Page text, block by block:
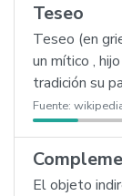
Teseo
Teseo (en
un mítico ,
tradición su
Fuente:
El objeto